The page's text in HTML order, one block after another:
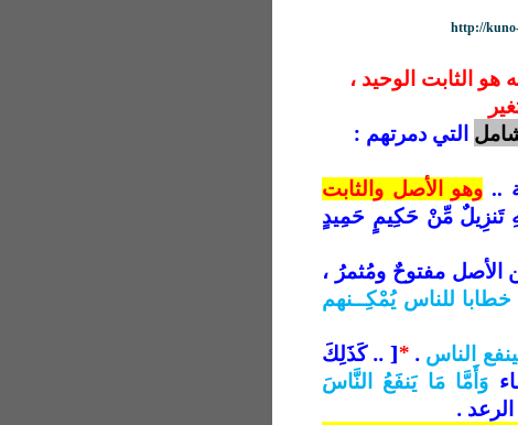
http://
هو الثابت الوحيد ،
التي دمرتهم :
.. وهو الأصل والثابت
تَنزِيلٌ مِّنْ حَكِيمٍ حَمِيدٍ
الأصل مفتوحٌ ومُثمرُ ،
للناس يُمْكِــنهم
الناس .
*[ .. كَذَلِكَ
وَأَمَّا مَا يَنفَعُ النَّاسَ